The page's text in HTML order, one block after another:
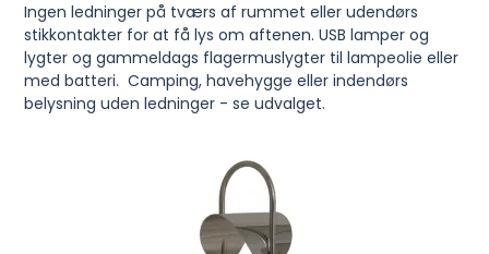
Ingen ledninger på tværs af rummet eller udendørs
stikkontakter for at få lys om aftenen. USB lamper og
lygter og gammeldags flagermuslygter til lampeolie eller
med batteri. Camping, havehygge eller indendørs
belysning uden ledninger - se udvalget.